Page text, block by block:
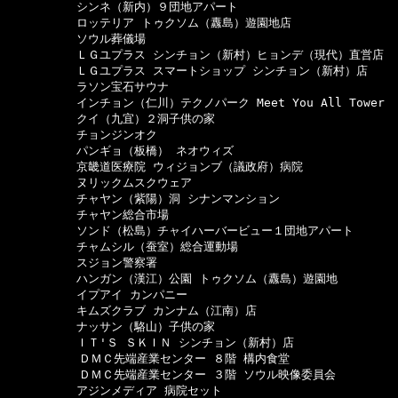
シンネ（新内）９団地アパート
ロッテリア トゥクソム（纛島）遊園地店
ソウル葬儀場
ＬＧユプラス シンチョン（新村）ヒョンデ（現代）直営店
ＬＧユプラス スマートショップ シンチョン（新村）店
ラソン宝石サウナ
インチョン（仁川）テクノパーク Meet You All Tower
クイ（九宜）２洞子供の家
チョンジンオク
パンギョ（板橋） ネオウィズ
京畿道医療院 ウィジョンブ（議政府）病院
ヌリックムスクウェア
チャヤン（紫陽）洞 シナンマンション
チャヤン総合市場
ソンド（松島）チャイハーバービュー１団地アパート
チャムシル（蚕室）総合運動場
スジョン警察署
ハンガン（漢江）公園 トゥクソム（纛島）遊園地
イプアイ カンパニー
キムズクラブ カンナム（江南）店
ナッサン（駱山）子供の家
ＩＴ'Ｓ ＳＫＩＮ シンチョン（新村）店
  　　　　　ＤＭＣ先端産業センター ８階 構内食堂
  　　　　　ＤＭＣ先端産業センター ３階 ソウル映像委員会
アジンメディア 病院セット